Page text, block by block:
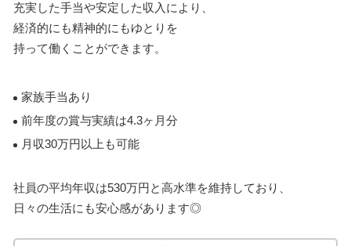
充実した手当や安定した収入により、
経済的にも精神的にもゆとりを
持って働くことができます。
家族手当あり
前年度の賞与実績は4.3ヶ月分
月収30万円以上も可能
社員の平均年収は530万円と高水準を維持しており、
日々の生活にも安心感があります◎